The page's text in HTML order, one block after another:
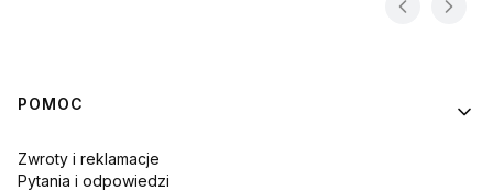
Linki w stopce
POMOC
Zwroty i reklamacje
Pytania i odpowiedzi